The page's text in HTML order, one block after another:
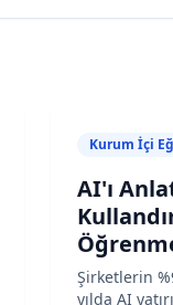
Kurum İçi
AI'ı
Şirketlerin
yılda AI